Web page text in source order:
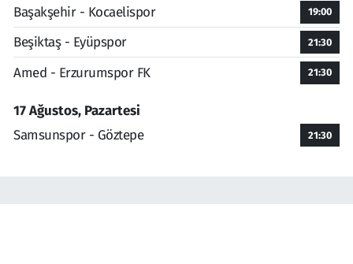
Başakşehir - Kocaelispor
19:00
Beşiktaş - Eyüpspor 21:30
Amed - Erzurumspor FK 21:30
17 Ağustos, Pazartesi
Samsunspor - Göztepe
21:30